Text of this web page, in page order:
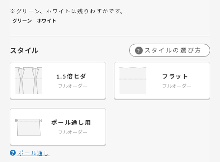
※グリーン、ホワイトは残りわずかです。
グリーン ホワイト
スタイル ? スタイルの選び方
1.5倍ヒダ
フルオーダー
フラット
フルオーダー
ポール通し用
フルオーダー
ポール通し